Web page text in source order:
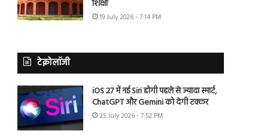
शिक्षा
19 July 2026 - 7:14 PM
टेक्नोलॉजी
iOS 27 में नई Siri होगी पहले से ज्यादा स्मार्ट,
ChatGPT और Gemini को देगी टक्कर
25 July 2026 - 7:52 PM